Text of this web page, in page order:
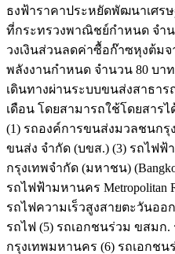
ธงฟ้าราคาประหยัดพัฒนาเศร
ที่กระทรวงพาณิชย์กำหนด จำ
วงเงินส่วนลดค่าซื้อก๊าซหุงต้ม
พลังงานกำหนด จำนวน 80 บา
เดินทางผ่านระบบขนส่งสาธา
เดือน โดยสามารถใช้โดยสาร
(1) รถองค์การขนส่งมวลชนกรุ
ขนส่ง จำกัด (บขส.) (3) รถไฟ
กรุงเทพจำกัด (มหาชน)
รถไฟฟ้ามหานคร Metropolitan
รถไฟความเร็วสูงสายตะวันอ
รถไฟ (5) รถเอกชนร่วม ขสมก
กรุงเทพมหานคร (6) รถเอกช